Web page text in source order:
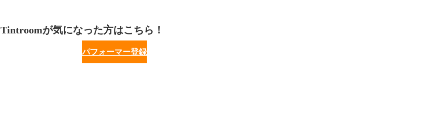
Tintroomが気になった方はこちら！
パフォーマー登録